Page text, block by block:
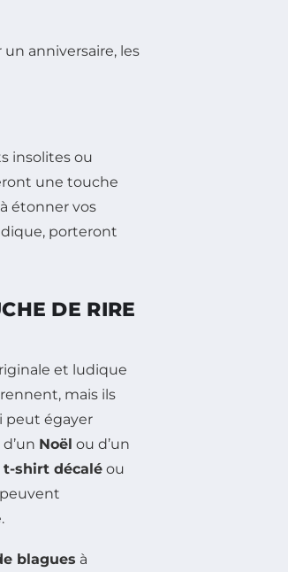
anniversaire, les
insolites ou
une touche
étonner vos
porteront
DE RIRE
et ludique
mais ils
peut égayer
d’un Noël ou d’un
t-shirt décalé ou
blagues à